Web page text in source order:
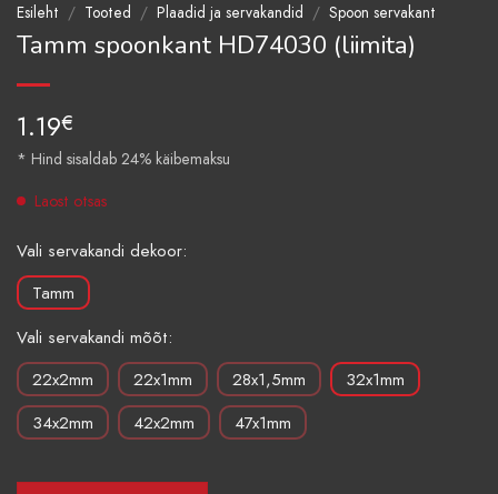
Esileht / Tooted / Plaadid ja servakandid / Spoon servakant
Tamm spoonkant HD74030 (liimita)
1.19€
* Hind sisaldab 24% käibemaksu
Laost otsas
Vali servakandi dekoor:
Tamm
Vali servakandi mõõt:
22x2mm
22x1mm 28x1,5mm
32x1mm
34x2mm
42x2mm 47x1mm